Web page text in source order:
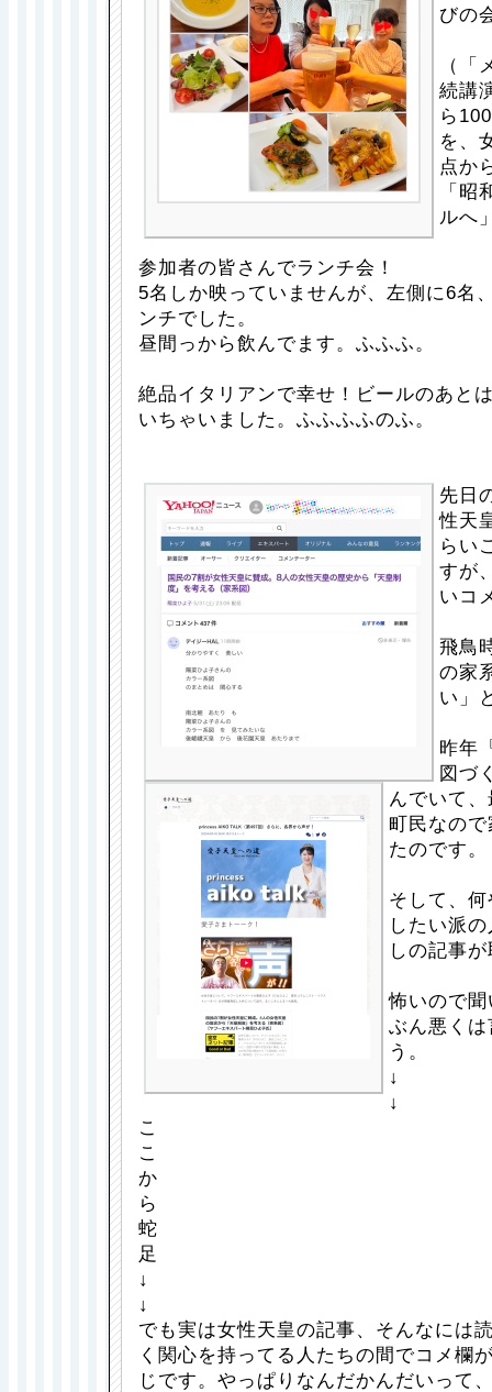
びの
（「
続講
ら
を、
点か
「昭
ルへ
参加者の皆さんでランチ会！
5名しか映っていませんが、左側に6名
ンチでした。
昼間っから飲んでます。ふふふ。
絶品イタリアンで幸せ！ビールのあと
いちゃいました。ふふふふのふ。
先日
性天
らい
すが
いコ
飛鳥
の家
い」
昨年
図づ
んでいて
町民なの
たのです。
そして、
したい派
しの記事
怖いので
ぶん悪く
う。
↓
↓
こ
こ
か
ら
蛇
足
↓
↓
でも実は女性天皇の記事、そんなには
く関心を持ってる人たちの間でコメ欄
じです。やっぱりなんだかんだいって